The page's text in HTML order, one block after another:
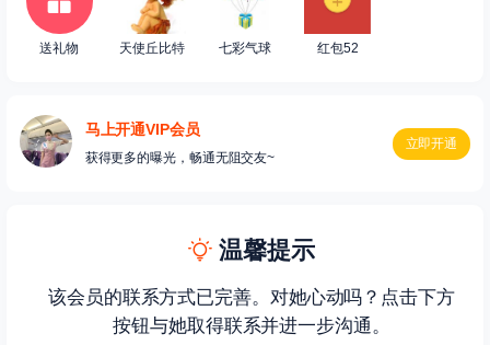
送礼物 天使丘比特 七彩气球 红包52
马上开通VIP会员
获得更多的曝光，畅通无阻交友~
立即开通
温馨提示
该会员的联系方式已完善。对她心动吗？点击下方
按钮与她取得联系并进一步沟通。